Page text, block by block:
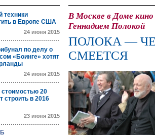
техники
в Европе США
24 июня 2015
по делу о
«Боинге» хотят
24 июня 2015
20
строить в 2016
23 июня 2015
В Москве в Доме
Геннадием Полокой
ПОЛОКА —
СМЕЕТСЯ